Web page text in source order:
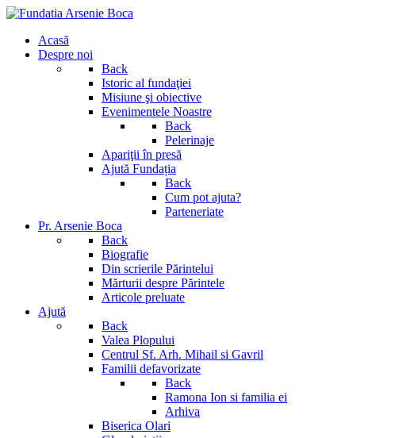
Acasă
Despre noi
Back
Istoric al fundaţiei
Misiune şi obiective
Evenimentele Noastre
Back
Pelerinaje
Apariţii în presă
Ajută Fundația
Back
Cum pot ajuta?
Parteneriate
Pr. Arsenie Boca
Back
Biografie
Din scrierile Părintelui
Mărturii despre Părintele
Articole preluate
Ajută
Back
Valea Plopului
Centrul Sf. Arh. Mihail si Gavril
Familii defavorizate
Back
Ramona Ion si familia ei
Arhiva
Biserica Olari